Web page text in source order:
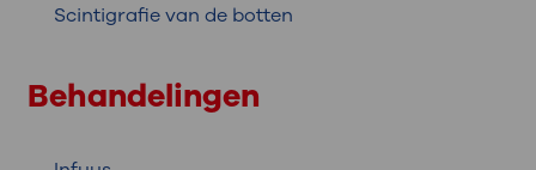
Scintigrafie van de botten
Behandelingen